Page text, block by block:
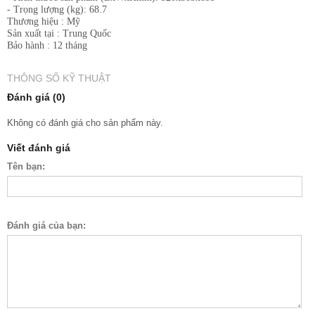
- Trọng lượng (kg): 68.7
Thương hiệu : Mỹ
Sản xuất tại : Trung Quốc
Bảo hành : 12 tháng
THÔNG SỐ KỸ THUẬT
Đánh giá (0)
Không có đánh giá cho sản phẩm này.
Viết đánh giá
Tên bạn:
Đánh giá của bạn: